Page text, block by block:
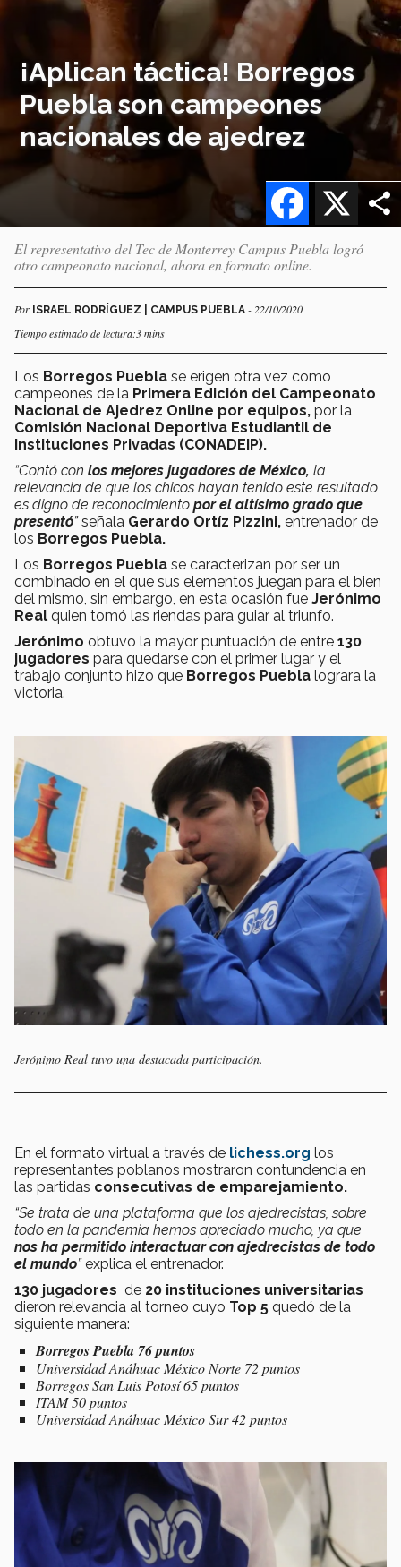
¡Aplican táctica! Borregos
Puebla son campeones
nacionales de ajedrez
X
Facebook
El representativo del Tec de Monterrey Campus Puebla logró
otro campeonato nacional, ahora en formato online.
Por ISRAEL RODRÍGUEZ | CAMPUS PUEBLA - 22/10/2020
Tiempo estimado de lectura:3 mins
Los Borregos Puebla se erigen otra vez como
campeones de la Primera Edición del Campeonato
Nacional de Ajedrez Online por equipos, por la
Comisión Nacional Deportiva Estudiantil de
Instituciones Privadas (CONADEIP).
“Contó con los mejores jugadores de México, la
relevancia de que los chicos hayan tenido este resultado
es digno de reconocimiento por el altísimo grado que
presentó”señala Gerardo Ortíz Pizzini, entrenador de
los Borregos Puebla.
Los Borregos Puebla se caracterizan por ser un
combinado en el que sus elementos juegan para el bien
del mismo, sin embargo, en esta ocasión fue Jerónimo
Real quien tomó las riendas para guiar al triunfo.
Jerónimo obtuvo la mayor puntuación de entre 130
jugadores para quedarse con el primer lugar y el
trabajo conjunto hizo que Borregos Puebla lograra la
victoria.
Jerónimo Real tuvo una destacada participación.
En el formato virtual a través de lichess.org los
representantes poblanos mostraron contundencia en
las partidas consecutivas de emparejamiento.
“Se trata de una plataforma que los ajedrecistas, sobre
todo en la pandemia hemos apreciado mucho, ya que
nos ha permitido interactuar con ajedrecistas de todo
el mundo”explica el entrenador.
130 jugadores de 20 instituciones universitarias
dieron relevancia al torneo cuyo Top 5 quedó de la
siguiente manera:
Borregos Puebla 76 puntos
Universidad Anáhuac México Norte 72 puntos
Borregos San Luis Potosí 65 puntos
ITAM 50 puntos
Universidad Anáhuac México Sur 42 puntos